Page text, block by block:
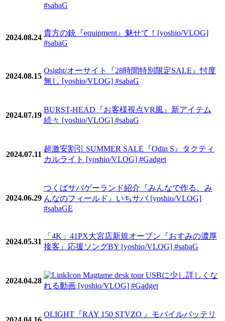
#sabaG
2024.08.24
貴方の銃『equipment』魅せて！[yoshio/VLOG]
#sabaG
2024.08.15
Osight/オーサイト『28時間特別限定SALE』忖度
無し [yoshio/VLOG] #sabaG
2024.07.19
BURST-HEAD『お客様視点VR風』新アイテム
続々 [yoshio/VLOG] #sabaG
2024.07.11
超激安割引 SUMMER SALE『Odin S』タクティ
カルライト [yoshio/VLOG] #Gadget
2024.06.29
つくばサバゲーランド紹介『みんなで作る、み
んなのフィールド』いちサバ [yoshio/VLOG]
#sabaGE
2024.05.31
「4K」41PX大宮店新規オープン『おすみの濃厚
接客』応援ソングBY [yoshio/VLOG] #sabaG
2024.04.28
Magtame desk tour USBに少し詳しくな
れる動画 [yoshio/VLOG] #Gadget
OLIGHT『RAY 150 STVZO 』モバイルバッテリ